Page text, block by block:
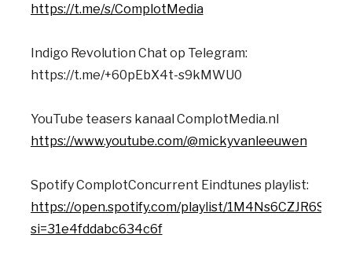
https://t.me/s/ComplotMedia
Indigo Revolution Chat op Telegram:
https://t.me/+60pEbX4t-s9kMWU0
YouTube teasers kanaal ComplotMedia.nl
https://www.youtube.com/@mickyvanleeuwen
Spotify ComplotConcurrent Eindtunes playlist:
https://open.spotify.com/playlist/
si=31e4fddabc634c6f